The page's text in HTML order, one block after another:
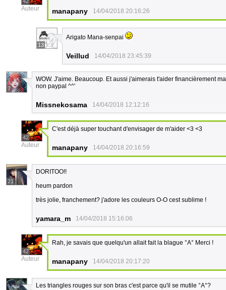
Auteur manapany 14/04/2018 20:16:26
13
Arigato Mana-senpai
Veillud 14/04/2018 23:45:39
7
WOW. J'aime. Beaucoup. Et aussi j'aimerais t'aider financièrement
non paypal ^^'
Missnekosama 14/04/2018 12:12:16
42
Auteur
C'est déjà super touchant d'envisager de m'aider <3 <3
manapany 14/04/2018 20:16:59
21
DORITOO!!
heum pardon
très jolie, franchement? j'adore les couleurs O-O cest sublime !
yamara_m 14/04/2018 15:16:06
42
Auteur
Rah, je savais que quelqu'un allait fait la blague °A° Merci !
manapany 14/04/2018 20:17:20
Les triangles rouges sur son bras c'est parce qu'il se mutile °A°?